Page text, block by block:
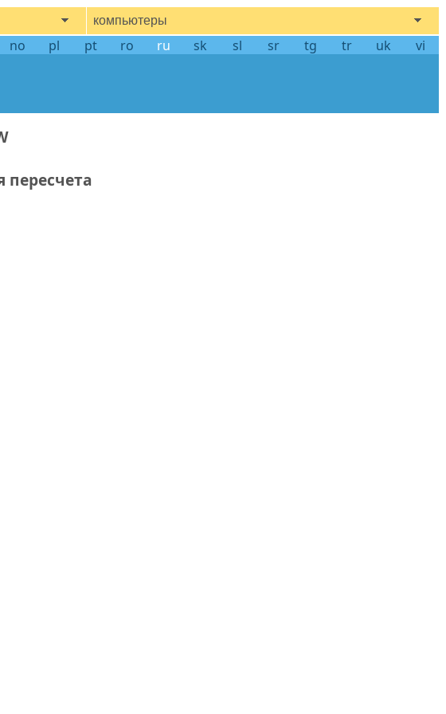
компьютеры
no pl pt ro ru sk sl sr tg tr uk vi